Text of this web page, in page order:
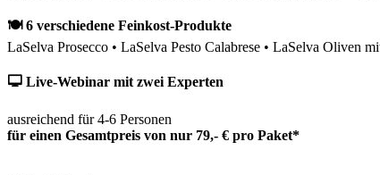
🍽 6 verschiedene Feinkost-Produkte
LaSelva Prosecco • LaSelva Pesto Calabrese • LaSelva Oliven
🖵 Live-Webinar mit zwei Experten
ausreichend für 4-6 Personen
für einen Gesamtpreis von nur 79,- € pro Paket*